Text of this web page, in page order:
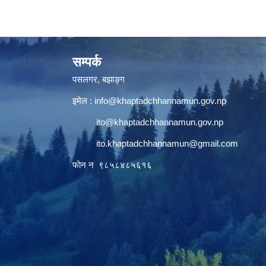
सम्पर्क
पसलगर, बझाङ्ग
इमेल : info@khaptadchhannamun.gov.np
ito@khaptadchhannamun.gov.np
ito.khaptadchhannamun@gmail.com
फाेन न‌‍‍ ९८५८४८५६१६